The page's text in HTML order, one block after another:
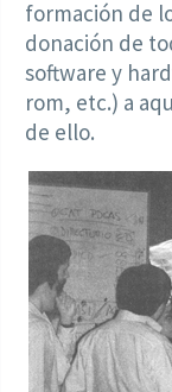
formación de
donación de
software y
rom, etc.) a
de ello.